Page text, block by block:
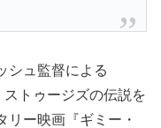
シュ監督による
トゥージズの伝説を
リー映画『ギミー・